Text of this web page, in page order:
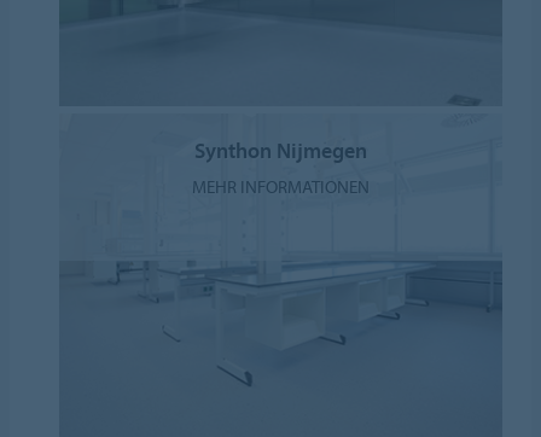
Synthon Nijmegen
MEHR INFORMATIONEN